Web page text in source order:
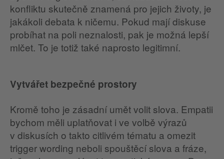
konfliktu skutečně znamená pro jejich životy, je
jakákoli debata k ničemu. Pokud mají diskuse
probíhat na poli neznalosti, pak je možná lepší
mlčet. To je totiž také naprosto legitimní.
Vytvářet bezpečné prostory
Kromě toho je zásadní umět volit slova. Empatii
bychom měli uplatňovat i ve volbě výrazů
v diskusích o takto citlivém tématu a omezit
trigger wording neboli spouštěcí slova a fráze,